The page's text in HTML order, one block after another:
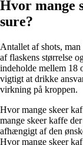
Hvor mange
sure?
Antallet af shots,
af flaskens størrelse
indeholde mellem 18
vigtigt at drikke
virkning på kroppen.
Hvor mange skeer
mange skeer kaffe
afhængigt af den
Hvor mange skeer